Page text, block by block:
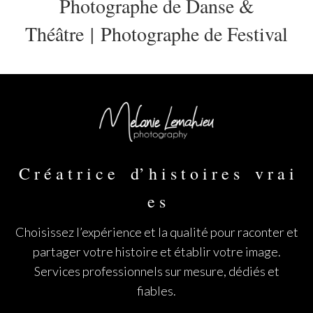
Photographe de Danse &
Théâtre | Photographe de Festival
C r é a t r i c e d’ h i s t o i r e s v r a i
e s
Choisissez l’expérience et la qualité pour raconter et
partager votre histoire et établir votre image.
Services professionnels sur mesure, dédiés et
fiables.